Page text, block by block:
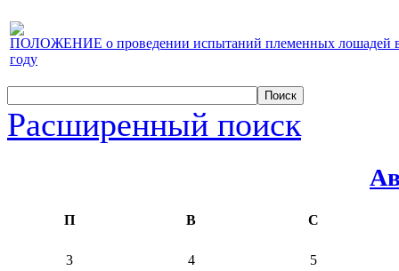
ПОЛОЖЕНИЕ о проведении испытаний племенных лошадей
году
Расширенный поиск
П В С
3 4
5